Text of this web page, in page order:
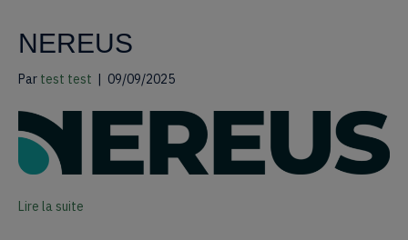
NEREUS
Par test test | 09/09/2025
Lire la suite